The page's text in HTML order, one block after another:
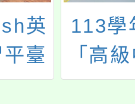
英
臺
小
113學
「高
教育